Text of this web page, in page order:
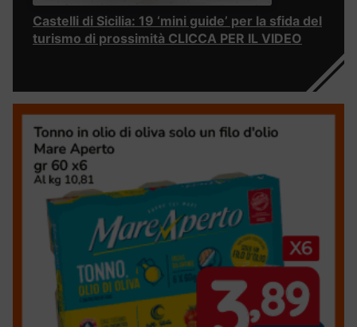
Castelli di Sicilia: 19 ‘mini guide’ per la sfida del
turismo di prossimità CLICCA PER IL VIDEO